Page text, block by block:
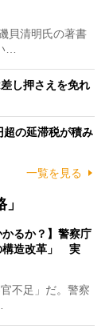
貝清明氏の著書
…
し押さえを免れ
の延滞税が積み
一覧を見る
かるか？】警察庁
構造改革」 実
不足」だ。警察